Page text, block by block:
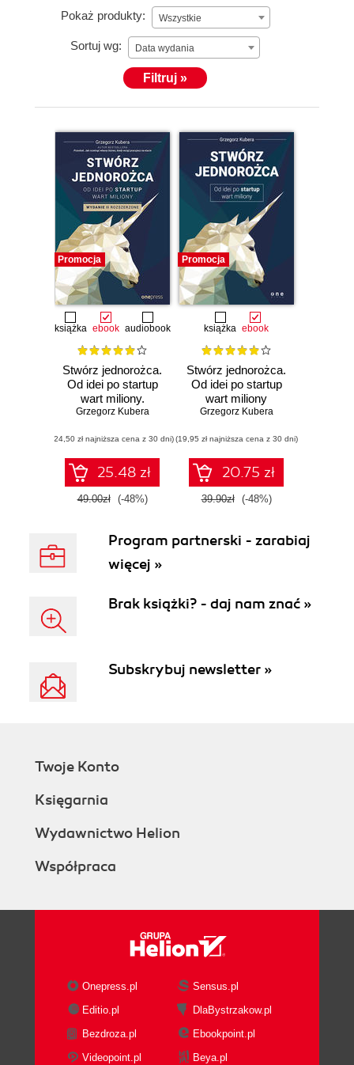
Pokaż produkty: Wszystkie
Sortuj wg: Data wydania
Filtruj »
Promocja
książka ebook audiobook
Stwórz jednorożca.
Od idei po startup
wart miliony.
Wydanie II
Grzegorz Kubera
(24,50 zł najniższa cena z 30 dni)
25.48 zł
49.00zł (-48%)
Promocja
książka ebook
Stwórz jednorożca.
Od idei po startup
wart miliony
Grzegorz Kubera
(19,95 zł najniższa cena z 30 dni)
20.75 zł
39.90zł (-48%)
Program partnerski - zarabiaj
więcej »
Brak książki? - daj nam znać »
Subskrybuj newsletter »
Twoje Konto
Księgarnia
Wydawnictwo Helion
Współpraca
Onepress.pl
Sensus.pl
Editio.pl
DlaBystrzakow.pl
Bezdroza.pl
Ebookpoint.pl
Videopoint.pl
Beya.pl